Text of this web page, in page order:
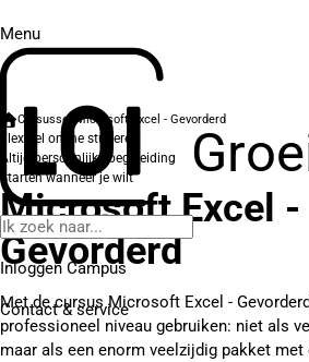
Menu
Inloggen Campus
Contact& service
Cursussen Microsoft Excel - Gevorderd
Flexibel online studeren
Altijd persoonlijke begeleiding
Starten wanneer je wilt
Microsoft Excel -
Gevorderd
Met de cursus Microsoft Excel -
professioneel niveau gebruiken: niet als
maar als een enorm veelzijdig pakket met